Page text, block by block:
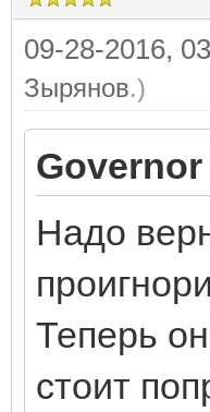
09-28-2016,
Зырянов.)
Governor
Надо
Теперь
стоит